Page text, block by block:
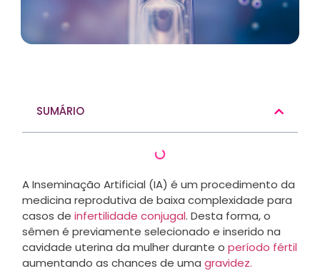
SUMÁRIO
A Inseminação Artificial (IA) é um procedimento da
medicina reprodutiva de baixa complexidade para
casos de infertilidade conjugal. Desta forma, o
sêmen é previamente selecionado e inserido na
cavidade uterina da mulher durante o período fértil
aumentando as chances de uma gravidez.